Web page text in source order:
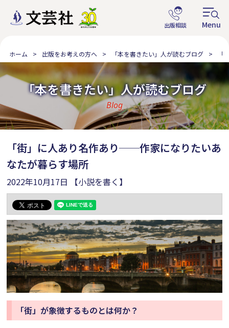
ホーム 出版をお考えの方へ 「本を書きたい」人が読むブログ
「本を書きたい」人が読むブログ
Blog
「街」に人あり名作あり──作家になりたいあ
なたが暮らす場所
2022年10月17日 【小説を書く】
「街」が象徴するものとは何か？